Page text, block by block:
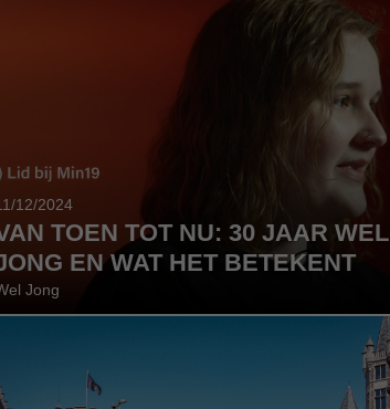
12/2024
TOEN TOT NU: 30 JAAR WEL
EN WAT HET BETEKENT
Jong